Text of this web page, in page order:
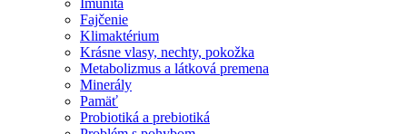
Imunita
Fajčenie
Klimaktérium
Krásne vlasy, nechty, pokožka
Metabolizmus a látková premena
Minerály
Pamäť
Probiotiká a prebiotiká